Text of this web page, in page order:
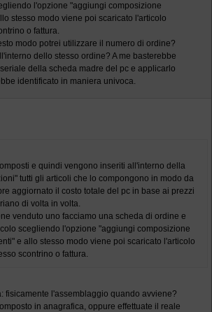
l'opzione "aggiungi composizione
stesso modo viene poi scaricato l'articolo
o fattura.
modo potrei utilizzare il numero di ordine?
dello stesso ordine? A me basterebbe
della scheda madre del pc e applicarlo
identificato in maniera univoca.
e quindi vengono inseriti all'interno della
tutti gli articoli che lo compongono in modo da
aggiornato il costo totale del pc in base ai prezzi
di volta in volta.
venduto uno facciamo una scheda di ordine e
scegliendo l'opzione "aggiungi composizione
e allo stesso modo viene poi scaricato l'articolo
scontrino o fattura.
fisicamente l'assemblaggio quando avviene?
in anagrafica, oppure effettuate il reale